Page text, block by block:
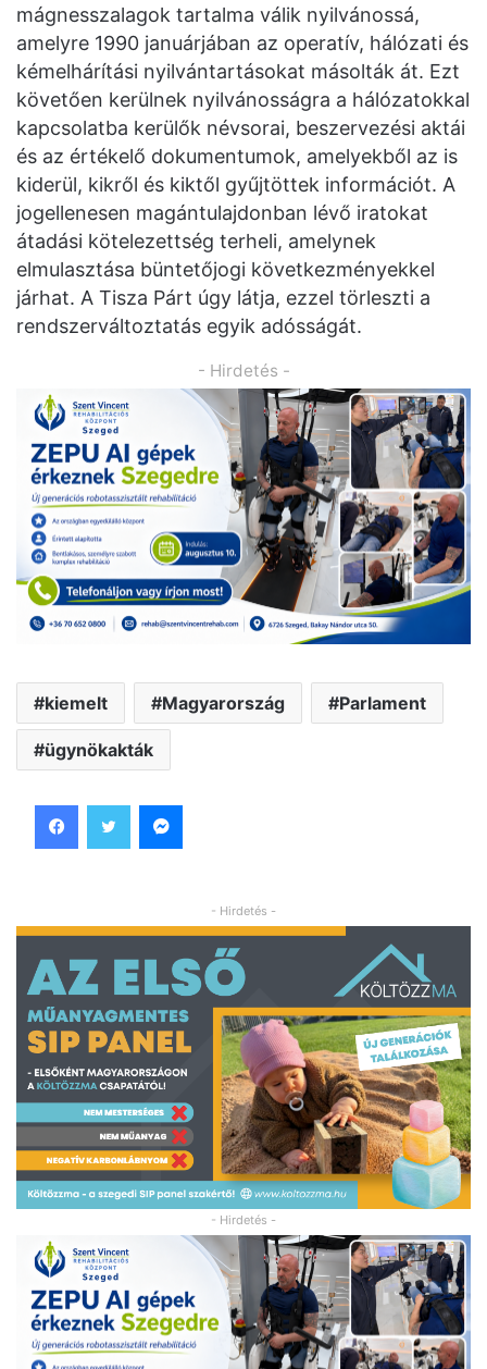
mágnesszalagok tartalma válik nyilvánossá,
amelyre 1990 januárjában az operatív, hálózati és
kémelhárítási nyilvántartásokat másolták át. Ezt
követően kerülnek nyilvánosságra a hálózatokkal
kapcsolatba kerülők névsorai, beszervezési aktái
és az értékelő dokumentumok, amelyekből az is
kiderül, kikről és kiktől gyűjtöttek információt. A
jogellenesen magántulajdonban lévő iratokat
átadási kötelezettség terheli, amelynek
elmulasztása büntetőjogi következményekkel
járhat. A Tisza Párt úgy látja, ezzel törleszti a
rendszerváltoztatás egyik adósságát.
- Hirdetés -
kiemelt Magyarország Parlament
ügynökakták
- Hirdetés -
- Hirdetés -